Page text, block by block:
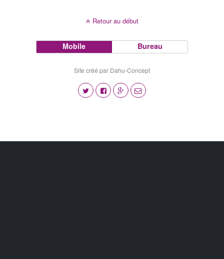
Retour au début
Mobile Bureau
Site créé par Dahu-Concept